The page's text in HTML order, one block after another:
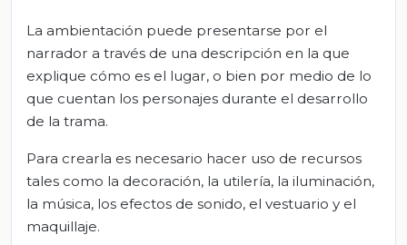
La ambientación puede presentarse por el
narrador a través de una descripción en la que
explique cómo es el lugar, o bien por medio de lo
que cuentan los personajes durante el desarrollo
de la trama.
Para crearla es necesario hacer uso de recursos
tales como la decoración, la utilería, la iluminación,
la música, los efectos de sonido, el vestuario y el
maquillaje.